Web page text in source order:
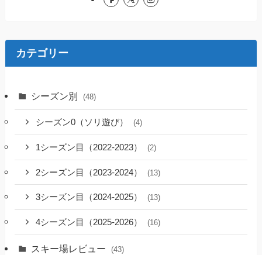
カテゴリー
シーズン別 (48)
シーズン0（ソリ遊び） (4)
1シーズン目（2022-2023） (2)
2シーズン目（2023-2024） (13)
3シーズン目（2024-2025） (13)
4シーズン目（2025-2026） (16)
スキー場レビュー (43)